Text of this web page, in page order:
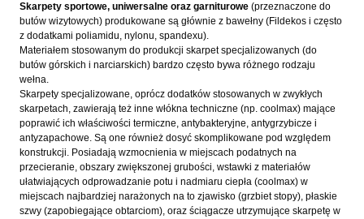
Skarpety sportowe, uniwersalne oraz garniturowe (przeznaczone do
butów wizytowych) produkowane są głównie z bawełny (Fildekos i często
z dodatkami poliamidu, nylonu, spandexu).
Materiałem stosowanym do produkcji skarpet specjalizowanych (do
butów górskich i narciarskich) bardzo często bywa różnego rodzaju
wełna.
Skarpety specjalizowane, oprócz dodatków stosowanych w zwykłych
skarpetach, zawierają też inne włókna techniczne (np. coolmax) mające
poprawić ich właściwości termiczne, antybakteryjne, antygrzybicze i
antyzapachowe. Są one również dosyć skomplikowane pod względem
konstrukcji. Posiadają wzmocnienia w miejscach podatnych na
przecieranie, obszary zwiększonej grubości, wstawki z materiałów
ułatwiających odprowadzanie potu i nadmiaru ciepła (coolmax) w
miejscach najbardziej narażonych na to zjawisko (grzbiet stopy), płaskie
szwy (zapobiegające obtarciom), oraz ściągacze utrzymujące skarpetę w